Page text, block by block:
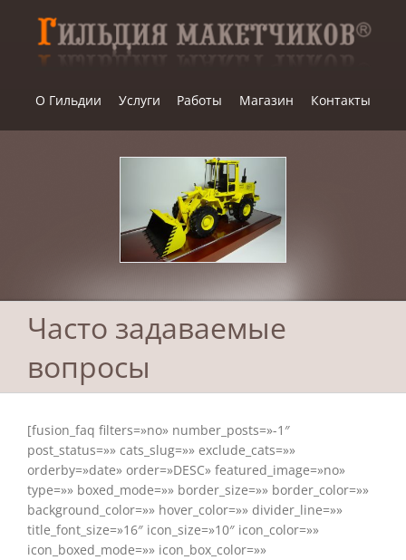
content
О Гильдии Услуги Работы Магазин Контакты
Часто задаваемые
вопросы
[fusion_faq filters=»no» number_posts=»-1″
post_status=»» cats_slug=»» exclude_cats=»»
orderby=»date» order=»DESC» featured_image=»no»
type=»» boxed_mode=»» border_size=»» border_color=»»
background_color=»» hover_color=»» divider_line=»»
title_font_size=»16″ icon_size=»10″ icon_color=»»
icon_boxed_mode=»» icon_box_color=»»